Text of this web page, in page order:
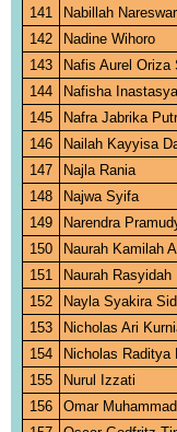
141
Nabillah
142
Nadine Wihoro
143
Nafis Aurel Oriza
144
Nafisha
145
Nafra Jabrika
146
Nailah Kayyisa
147
Najla Rania
148
Najwa Syifa
149
Narendra
150
Naurah Kamilah
151
Naurah Rasyidah
152
Nayla Syakira
153
Nicholas Ari
154
Nicholas Raditya
155
Nurul Izzati
156
Omar